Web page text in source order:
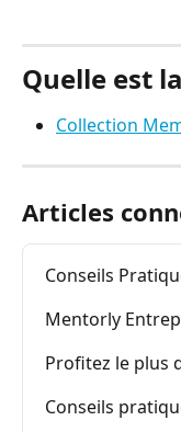
Quelle est
Collection
Articles
Conseils
Mentorly
Profitez le plus
Conseils